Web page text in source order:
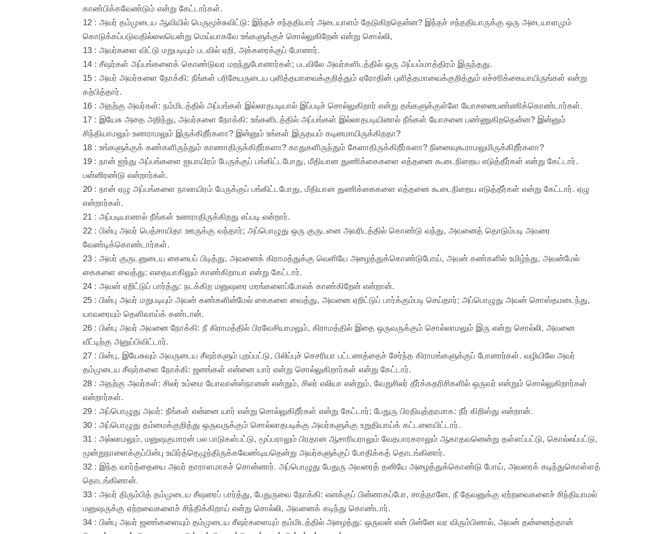
காண்பிக்கவேண்டும் என்று கேட்டார்கள்.
12 : அவர் தம்முடைய ஆவியில் பெருமூச்சுவிட்டு: இந்தச் சந்ததியார் அடையாளம் தேடுகிறதென்ன? இந்தச் சந்ததியாருக்கு ஒரு அடையாளமும்
கொடுக்கப்படுவதில்லையென்று மெய்யாகவே உங்களுக்குச் சொல்லுகிறேன் என்று சொல்லி,
13 : அவர்களை விட்டு மறுபடியும் படவில் ஏறி, அக்கரைக்குப் போனார்.
14 : சீஷர்கள் அப்பங்களைக் கொண்டுவர மறந்துபோனார்கள்; படவிலே அவர்களிடத்தில் ஒரு அப்பம்மாத்திரம் இருந்தது.
15 : அவர் அவர்களை நோக்கி: நீங்கள் பரிசேயருடைய புளித்தமாவைக்குறித்தும் ஏரோதின் புளித்தமாவைக்குறித்தும் எச்சரிக்கையாயிருங்கள் என்று
கற்பித்தார்.
16 : அதற்கு அவர்கள்: நம்மிடத்தில் அப்பங்கள் இல்லாதபடியால் இப்படிச் சொல்லுகிறார் என்று தங்களுக்குள்ளே யோசனைபண்ணிக்கொண்டார்கள்.
17 : இயேசு அதை அறிந்து, அவர்களை நோக்கி: உங்களிடத்தில் அப்பங்கள் இல்லாதபடியினால் நீங்கள் யோசனை பண்ணுகிறதென்ன? இன்னும்
சிந்தியாமலும் உணராமலும் இருக்கிறீர்களா? இன்னும் உங்கள் இருதயம் கடினமாயிருக்கிறதா?
18 : உங்களுக்குக் கண்களிருந்தும் காணாதிருக்கிறீர்களா? காதுகளிருந்தும் கேளாதிருக்கிறீர்களா? நினைவுகூராமலுமிருக்கிறீர்களா?
19 : நான் ஐந்து அப்பங்களை ஐயாயிரம் பேருக்குப் பங்கிட்டபோது, மீதியான துணிக்கைகளை எத்தனை கூடைநிறைய எடுத்தீர்கள் என்று கேட்டார்.
பன்னிரண்டு என்றார்கள்.
20 : நான் ஏழு அப்பங்களை நாலாயிரம் பேருக்குப் பங்கிட்டபோது, மீதியான துணிக்கைகளை எத்தனை கூடைநிறைய எடுத்தீர்கள் என்று கேட்டார். ஏழு
என்றார்கள்.
21 : அப்படியானால் நீங்கள் உணராதிருக்கிறது எப்படி என்றார்.
22 : பின்பு அவர் பெத்சாயிதா ஊருக்கு வந்தார்; அப்பொழுது ஒரு குருடனை அவரிடத்தில் கொண்டு வந்து, அவனைத் தொடும்படி அவரை
வேண்டிக்கொண்டார்கள்.
23 : அவர் குருடனுடைய கையைப் பிடித்து, அவனைக் கிராமத்துக்கு வெளியே அழைத்துக்கொண்டுபோய், அவன் கண்களில் உமிழ்ந்து, அவன்மேல்
கைகளை வைத்து: எதையாகிலும் காண்கிறாயா என்று கேட்டார்.
24 : அவன் ஏறிட்டுப் பார்த்து: நடக்கிற மனுஷரை மரங்களைப்போலக் காண்கிறேன் என்றான்.
25 : பின்பு அவர் மறுபடியும் அவன் கண்களின்மேல் கைகளை வைத்து, அவனை ஏறிட்டுப் பார்க்கும்படி செய்தார்; அப்பொழுது அவன் சொஸ்தமடைந்து,
யாவரையும் தெளிவாய்க் கண்டான்.
26 : பின்பு அவர் அவனை நோக்கி: நீ கிராமத்தில் பிரவேசியாமலும், கிராமத்தில் இதை ஒருவருக்கும் சொல்லாமலும் இரு என்று சொல்லி, அவனை
வீட்டிற்கு அனுப்பிவிட்டார்.
27 : பின்பு, இயேசுவும் அவருடைய சீஷர்களும் புறப்பட்டு, பிலிப்புச் செசரியா பட்டணத்தைச் சேர்ந்த கிராமங்களுக்குப் போனார்கள். வழியிலே அவர்
தம்முடைய சீஷர்களை நோக்கி: ஜனங்கள் என்னை யார் என்று சொல்லுகிறார்கள் என்று கேட்டார்.
28 : அதற்கு அவர்கள்: சிலர் உம்மை யோவான்ஸ்நானன் என்றும், சிலர் எலியா என்றும், வேறுசிலர் தீர்க்கதரிசிகளில் ஒருவர் என்றும் சொல்லுகிறார்கள்
என்றார்கள்.
29 : அப்பொழுது அவர்: நீங்கள் என்னை யார் என்று சொல்லுகிறீர்கள் என்று கேட்டார்; பேதுரு பிரதியுத்தரமாக: நீர் கிறிஸ்து என்றான்.
30 : அப்பொழுது தம்மைக்குறித்து ஒருவருக்கும் சொல்லாதபடிக்கு அவர்களுக்கு உறுதியாய்க் கட்டளையிட்டார்.
31 : அல்லாமலும், மனுஷகுமாரன் பல பாடுகள்பட்டு, மூப்பராலும் பிரதான ஆசாரியராலும் வேதபாரகராலும் ஆகாதவனென்று தள்ளப்பட்டு, கொல்லப்பட்டு,
மூன்றுநாளைக்குப்பின்பு உயிர்த்தெழுந்திருக்கவேண்டியதென்று அவர்களுக்குப் போதிக்கத் தொடங்கினார்.
32 : இந்த வார்த்தையை அவர் தாராளமாகச் சொன்னார். அப்பொழுது பேதுரு அவரைத் தனியே அழைத்துக்கொண்டு போய், அவரைக் கடிந்துகொள்ளத்
தொடங்கினான்.
33 : அவர் திரும்பித் தம்முடைய சீஷரைப் பார்த்து, பேதுருவை நோக்கி: எனக்குப் பின்னாகப்போ, சாத்தானே, நீ தேவனுக்கு ஏற்றவைகளைச் சிந்தியாமல்
மனுஷருக்கு ஏற்றவைகளைச் சிந்திக்கிறாய் என்று சொல்லி, அவனைக் கடிந்து கொண்டார்.
34 : பின்பு அவர் ஜனங்களையும் தம்முடைய சீஷர்களையும் தம்மிடத்தில் அழைத்து: ஒருவன் என் பின்னே வர விரும்பினால், அவன் தன்னைத்தான்